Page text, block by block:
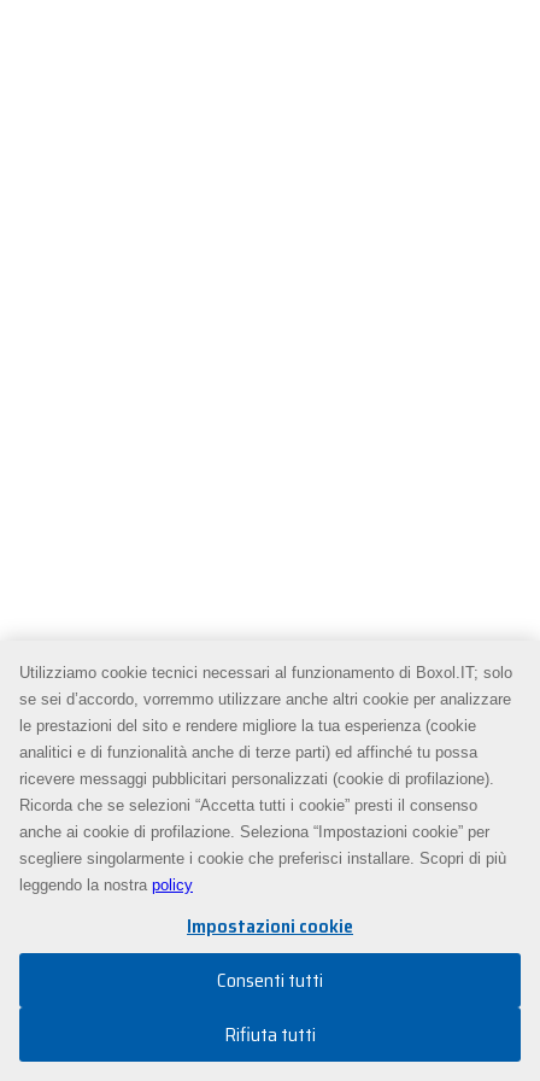
Utilizziamo cookie tecnici necessari al funzionamento di Boxol.IT; solo
se sei d’accordo, vorremmo utilizzare anche altri cookie per analizzare
le prestazioni del sito e rendere migliore la tua esperienza (cookie
analitici e di funzionalità anche di terze parti) ed affinché tu possa
ricevere messaggi pubblicitari personalizzati (cookie di profilazione).
Ricorda che se selezioni “Accetta tutti i cookie” presti il consenso
anche ai cookie di profilazione. Seleziona “Impostazioni cookie” per
scegliere singolarmente i cookie che preferisci installare. Scopri di più
leggendo la nostra policy
Impostazioni cookie
Consenti tutti
Rifiuta tutti